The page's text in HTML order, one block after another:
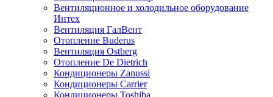
Вентиляционное и холодильное оборудование
Интех
Вентиляция ГалВент
Отопление Buderus
Вентиляция Ostberg
Отопление De Dietrich
Кондиционеры Zanussi
Кондиционеры Carrier
Кондиционеры Toshiba